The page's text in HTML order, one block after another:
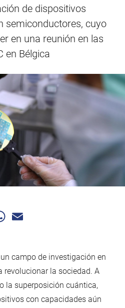
de dispositivos
semiconductores, cuyo
en una reunión en las
en Bélgica
WhatsApp
campo de investigación en
revolucionar la sociedad. A
la superposición cuántica,
con capacidades aún